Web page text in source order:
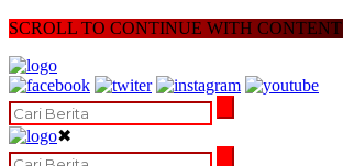
SCROLL TO CONTINUE WITH CONTENT
✖